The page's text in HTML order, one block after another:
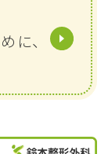
に、